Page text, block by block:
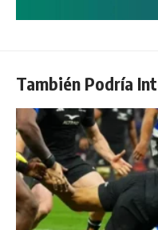
También Podría